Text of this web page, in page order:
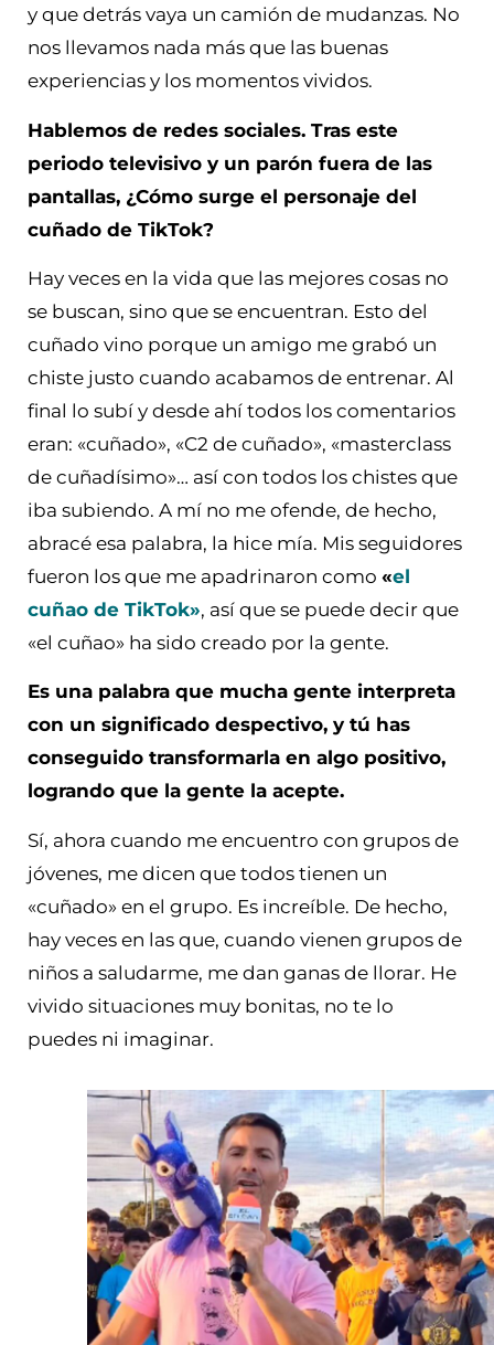
y que detrás vaya un camión de mudanzas. No
nos llevamos nada más que las buenas
experiencias y los momentos vividos.
Hablemos de redes sociales. Tras este
periodo televisivo y un parón fuera de las
pantallas, ¿Cómo surge el personaje del
cuñado de TikTok?
Hay veces en la vida que las mejores cosas no
se buscan, sino que se encuentran. Esto del
cuñado vino porque un amigo me grabó un
chiste justo cuando acabamos de entrenar. Al
final lo subí y desde ahí todos los comentarios
eran: «cuñado», «C2 de cuñado», «masterclass
de cuñadísimo»… así con todos los chistes que
iba subiendo. A mí no me ofende, de hecho,
abracé esa palabra, la hice mía. Mis seguidores
fueron los que me apadrinaron como «el
cuñao de TikTok», así que se puede decir que
«el cuñao» ha sido creado por la gente.
Es una palabra que mucha gente interpreta
con un significado despectivo, y tú has
conseguido transformarla en algo positivo,
logrando que la gente la acepte.
Sí, ahora cuando me encuentro con grupos de
jóvenes, me dicen que todos tienen un
«cuñado» en el grupo. Es increíble. De hecho,
hay veces en las que, cuando vienen grupos de
niños a saludarme, me dan ganas de llorar. He
vivido situaciones muy bonitas, no te lo
puedes ni imaginar.